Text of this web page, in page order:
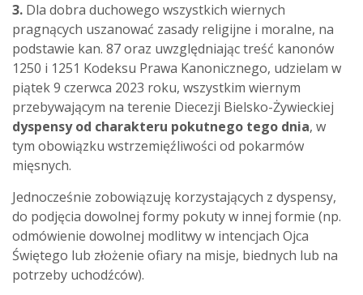
3. Dla dobra duchowego wszystkich wiernych
pragnących uszanować zasady religijne i moralne, na
podstawie kan. 87 oraz uwzględniając treść kanonów
1250 i 1251 Kodeksu Prawa Kanonicznego, udzielam w
piątek 9 czerwca 2023 roku, wszystkim wiernym
przebywającym na terenie Diecezji Bielsko-Żywieckiej
dyspensy od charakteru pokutnego tego dnia, w
tym obowiązku wstrzemięźliwości od pokarmów
mięsnych.
Jednocześnie zobowiązuję korzystających z dyspensy,
do podjęcia dowolnej formy pokuty w innej formie (np.
odmówienie dowolnej modlitwy w intencjach Ojca
Świętego lub złożenie ofiary na misje, biednych lub na
potrzeby uchodźców).